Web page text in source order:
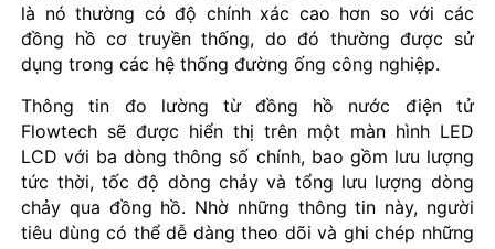
là nó thường có độ chính xác cao hơn so với các
đồng hồ cơ truyền thống, do đó thường được sử
dụng trong các hệ thống đường ống công nghiệp.
Thông tin đo lường từ đồng hồ nước điện tử
Flowtech sẽ được hiển thị trên một màn hình LED
LCD với ba dòng thông số chính, bao gồm lưu lượng
tức thời, tốc độ dòng chảy và tổng lưu lượng dòng
chảy qua đồng hồ. Nhờ những thông tin này, người
tiêu dùng có thể dễ dàng theo dõi và ghi chép những